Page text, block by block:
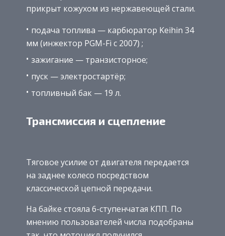
прикрыт кожухом из нержавеющей стали.
подача топлива — карбюратор Keihin 34
мм (инжектор PGM-Fi с 2007) ;
зажигание — транзисторное;
пуск — электростартёр;
топливный бак — 19 л.
Трансмиссия и сцепление
Тяговое усилие от двигателя передается
на заднее колесо посредством
классической цепной передачи.
На байке стояла 6-ступенчатая КПП. По
мнению пользователей числа подобраны